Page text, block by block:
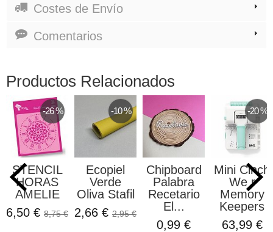
Costes de Envío
Comentarios
Productos Relacionados
-26 %
STENCIL
HORAS
AMELIE
6,50 € 8,75 €
-10 %
Ecopiel
Verde
Oliva Stafil
2,66 € 2,95 €
Chipboard
Palabra
Recetario
El...
0,99 €
-20 %
Mini Cinch
We r
Memory
Keepers
63,99 €